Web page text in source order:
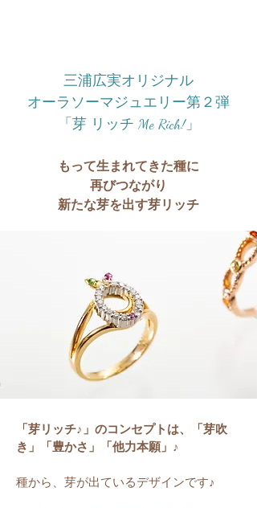
三浦広実オリジナル
オーラソーマジュエリー第２弾
「芽 リッチ Me Rich!」
もって生まれてきた種に
再びつながり
新たな芽を出す芽リッチ
「芽リッチ♪」のコンセプトは、「芽吹
き」「豊かさ」「他力本願」♪
種から、芽が出ているデザインです♪